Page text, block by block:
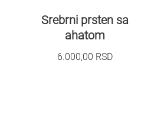
Srebrni prsten sa
ahatom
6.000,00 RSD